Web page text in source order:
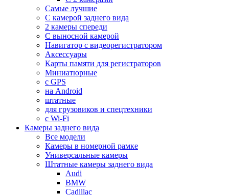
Самые лучшие
С камерой заднего вида
2 камеры спереди
С выносной камерой
Навигатор с видеорегистратором
Аксессуары
Карты памяти для регистраторов
Миниатюрные
с GPS
на Android
штатные
для грузовиков и спецтехники
с Wi-Fi
Камеры заднего вида
Все модели
Камеры в номерной рамке
Универсальные камеры
Штатные камеры заднего вида
Audi
BMW
Cadillac